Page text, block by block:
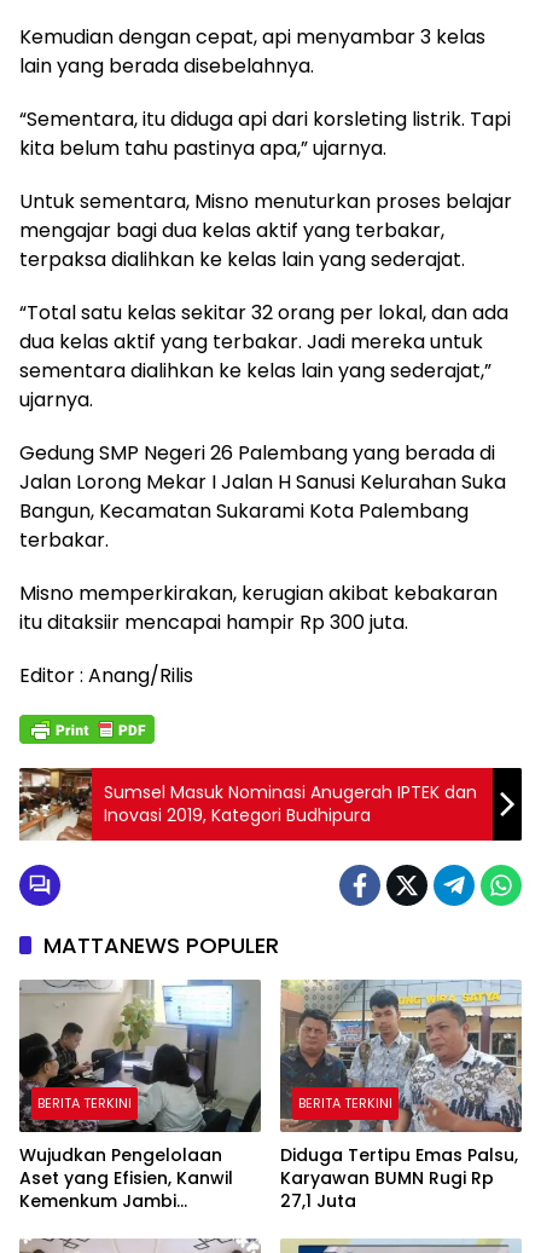
Kemudian dengan cepat, api menyambar 3 kelas
lain yang berada disebelahnya.
“Sementara, itu diduga api dari korsleting listrik. Tapi
kita belum tahu pastinya apa,” ujarnya.
Untuk sementara, Misno menuturkan proses belajar
mengajar bagi dua kelas aktif yang terbakar,
terpaksa dialihkan ke kelas lain yang sederajat.
“Total satu kelas sekitar 32 orang per lokal, dan ada
dua kelas aktif yang terbakar. Jadi mereka untuk
sementara dialihkan ke kelas lain yang sederajat,”
ujarnya.
Gedung SMP Negeri 26 Palembang yang berada di
Jalan Lorong Mekar I Jalan H Sanusi Kelurahan Suka
Bangun, Kecamatan Sukarami Kota Palembang
terbakar.
Misno memperkirakan, kerugian akibat kebakaran
itu ditaksiir mencapai hampir Rp 300 juta.
Editor : Anang/Rilis
Sumsel Masuk Nominasi Anugerah IPTEK dan
Inovasi 2019, Kategori Budhipura
MATTANEWS POPULER
BERITA TERKINI
Wujudkan Pengelolaan
Aset yang Efisien, Kanwil
Kemenkum Jambi
Secara Transparan
BERITA TERKINI
Diduga Tertipu Emas Palsu,
Karyawan BUMN Rugi Rp
27,1 Juta